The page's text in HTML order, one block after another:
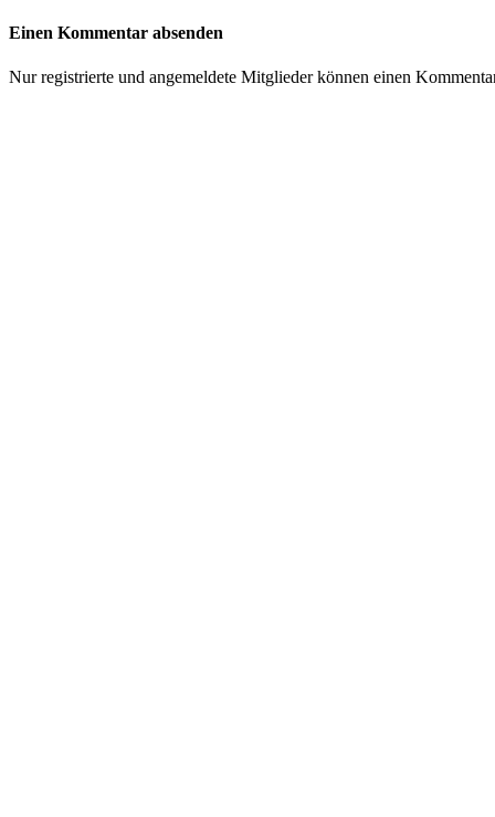
Einen Kommentar absenden
Nur registrierte und angemeldete Mitglieder können einen